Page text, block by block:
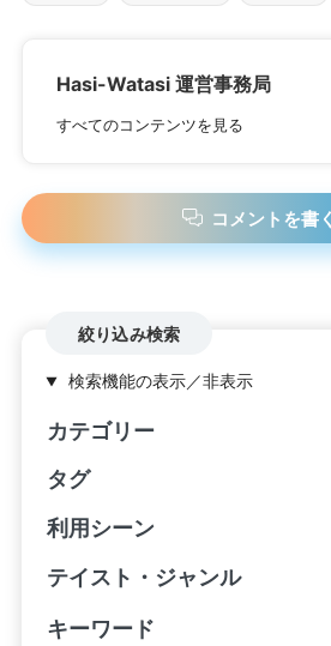
Hasi-Watasi 運営事務局
すべてのコンテンツを見る
コメントを書く
検索機能の表示／非表示
絞り込み検索
カテゴリー
タグ
利用シーン
テイスト・ジャンル
キーワード